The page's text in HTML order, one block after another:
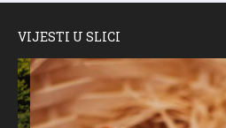
VIJESTI U SLICI